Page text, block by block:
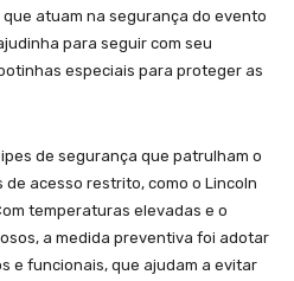
atuam na segurança do evento
para seguir com seu
especiais para proteger as
de segurança que patrulham o
acesso restrito, como o Lincoln
temperaturas elevadas e o
a medida preventiva foi adotar
e funcionais, que ajudam a evitar